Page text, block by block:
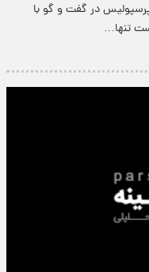
در گفت و گو با
تنها…